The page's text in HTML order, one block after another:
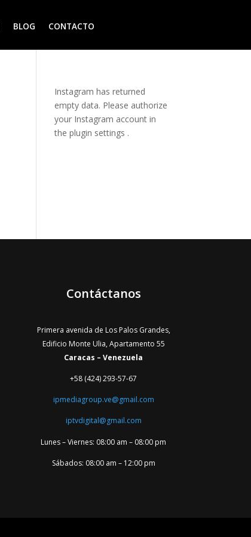
BLOG CONTACTO
Instagram has returned
empty data. Please authorize
your Instagram account in
theplugin settings .
Contáctanos
Primera avenida de Los Palos Grandes,
Edificio Monte Ulia, Apartamento 55
Caracas – Venezuela
+58 (424) 293-57-67
ipmediagroup.ve@gmail.com
iptvdigital@gmail.com
Lunes – Viernes: 08:00 am – 08:00 pm
Sábados: 08:00 am – 12:00 pm